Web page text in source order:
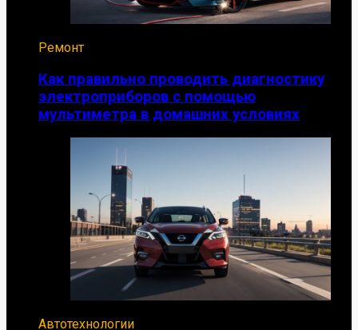
Ремонт
Как правильно проводить диагностику
электроприборов с помощью
мультиметра в домашних условиях
Автотехнологии